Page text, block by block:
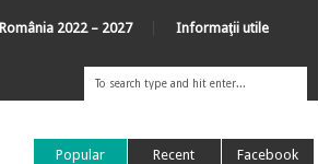
2022 – 2027 Informaţii utile
Popular Recent Facebook